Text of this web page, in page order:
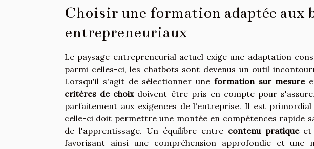
Choisir une formation adaptée aux
entrepreneuriaux
Le paysage entrepreneurial actuel exige une adaptation
parmi celles-ci, les chatbots sont devenus un outil
Lorsqu'il s'agit de sélectionner une formation sur mesure
critères de choixdoivent être pris en compte pour
parfaitement aux exigences de l'entreprise. Il est
celle-ci doit permettre une montée en compétences rapide
de l'apprentissage. Un équilibre entre contenu pratiqueet
favorisant ainsi une compréhension approfondie et une